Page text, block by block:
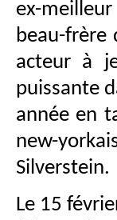
ex-
beau-frère
acteur à
puissante
année en
new-
Silverstein.
Le 15